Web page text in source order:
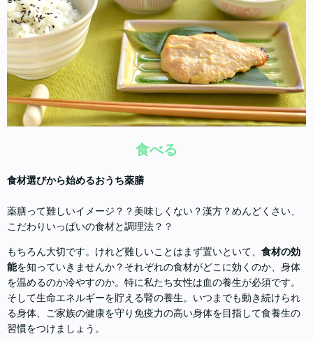
食べる
食材選びから始めるおうち薬膳
薬膳って難しいイメージ？？美味しくない？漢方？めんどくさい、
こだわりいっぱいの食材と調理法？？
もちろん大切です。けれど難しいことはまず置いといて、 食材の効
能を知っていきませんか？それぞれの食材がどこに効くのか、身体
を温めるのか冷やすのか。特に私たち女性は血の養生が必須です。
そして生命エネルギーを貯える腎の養生。いつまでも動き続けられ
る身体、ご家族の健康を守り免疫力の高い身体を目指して食養生の
習慣をつけましょう。